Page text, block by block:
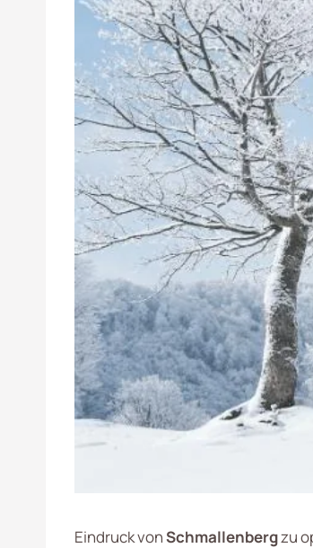
Eindruck vonSchmallenbergzu